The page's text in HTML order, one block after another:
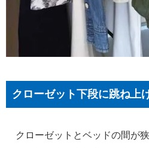
クローゼット下段に跳ね上
クローゼットとベッドの間が